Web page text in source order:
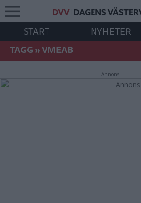
START NYHETER
TAGG»VMEAB
Annons: